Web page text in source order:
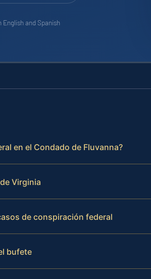
and Spanish
en el Condado de Fluvanna?
Virginia
de conspiración federal
bufete